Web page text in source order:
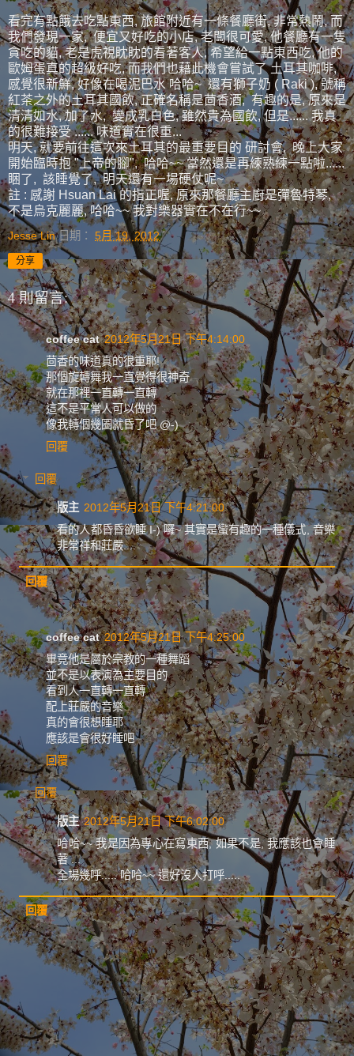
看完有點餓去吃點東西, 旅館附近有一條餐廳街, 非常熱鬧, 而
我們發現一家, 便宜又好吃的小店, 老闆很可愛, 他餐廳有一隻
貪吃的貓, 老是虎視眈眈的看著客人, 希望給一點東西吃, 他的
歐姆蛋真的超級好吃, 而我們也藉此機會嘗試了 土耳其咖啡,
感覺很新鮮, 好像在喝泥巴水 哈哈~ 還有獅子奶 ( Raki ), 號稱
紅茶之外的土耳其國飲, 正確名稱是茴香酒, 有趣的是, 原來是
清清如水, 加了水, 變成乳白色, 雖然貴為國飲, 但是...... 我真
的很難接受 ...... 味道實在很重...
明天, 就要前往這次來土耳其的最重要目的 研討會, 晚上大家
開始臨時抱 "上帝的腳", 哈哈~~ 當然還是再練熟練一點啦......
睏了, 該睡覺了, 明天還有一場硬仗呢~
註 : 感謝 Hsuan Lai 的指正喔, 原來那餐廳主廚是彈魯特琴,
不是烏克麗麗, 哈哈~~ 我對樂器實在不在行~~
Jesse Lin 日期： 5月 19, 2012
分享
4 則留言:
coffee cat 2012年5月21日 下午4:14:00
茴香的味道真的很重耶!
那個旋轉舞我一直覺得很神奇
就在那裡一直轉一直轉
這不是平常人可以做的
像我轉個幾圈就昏了吧 @-)
回覆
回覆
版主 2012年5月21日 下午4:21:00
看的人都昏昏欲睡 I-) 囉~ 其實是蠻有趣的一種儀式, 音樂
非常祥和莊嚴....
回覆
coffee cat 2012年5月21日 下午4:25:00
畢竟他是屬於宗教的一種舞蹈
並不是以表演為主要目的
看到人一直轉一直轉
配上莊嚴的音樂
真的會很想睡耶
應該是會很好睡吧
回覆
回覆
版主 2012年5月21日 下午6:02:00
哈哈~~ 我是因為專心在寫東西, 如果不是, 我應該也會睡
著 ...
全場幾呼..... 哈哈~~ 還好沒人打呼.....
回覆